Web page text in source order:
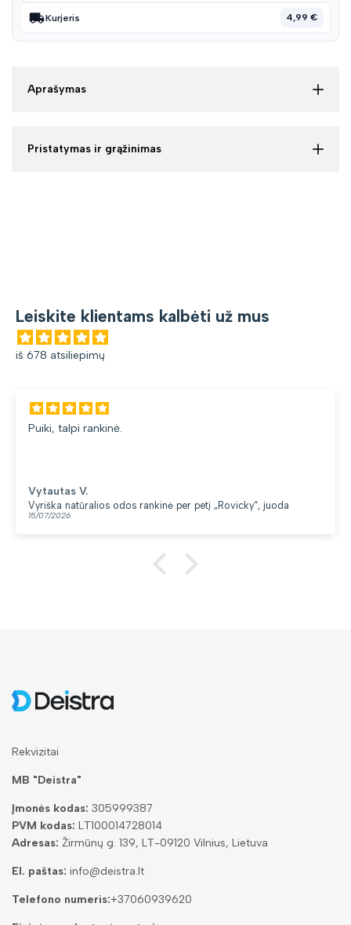
Kurjeris 4,99 €
Aprašymas
Pristatymas ir grąžinimas
Leiskite klientams kalbėti už mus
iš 678 atsiliepimų
Puiki, talpi rankinė.
Vytautas V.
Vyriška natūralios odos rankinė per petį „Rovicky“, juoda
15/07/2026
Rekvizitai
MB "Deistra"
Įmonės kodas: 305999387
PVM kodas: LT100014728014
Adresas: Žirmūnų g. 139, LT-09120 Vilnius, Lietuva
El. paštas: info@deistra.lt
Telefono numeris:+37060939620